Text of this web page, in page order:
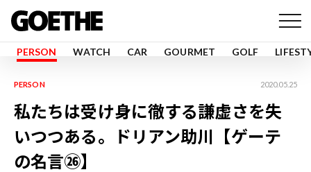
PERSON WATCH CAR GOURMET GOLF
PERSON 2020.05.25
私たちは受け身に徹する謙虚さを失
いつつある。ドリアン助川【ゲーテ
の名言㉖】